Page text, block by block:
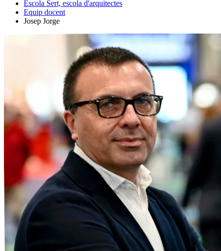
Escola Sert, escola d'arquitectes
Equip docent
Josep Jorge